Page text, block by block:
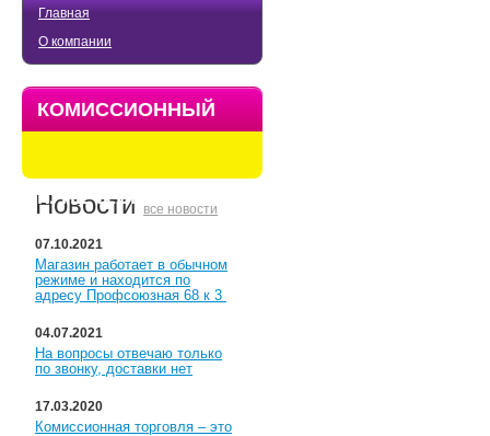
Главная
О компании
КОМИССИОННЫЙ
КУПЕЧЕСКИЙ
Новости все новости
07.10.2021
Магазин работает в обычном
режиме и находится по
адресу Профсоюзная 68 к 3
04.07.2021
На вопросы отвечаю только
по звонку, доставки нет
17.03.2020
Комиссионная торговля – это